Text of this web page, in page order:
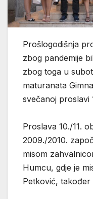
Prošlogodišnja
zbog pandemije
zbog toga u
maturanata
svečanoj proslavi
Proslava 10./11.
2009./2010.
misom
Humcu, gdje je
Petković, također